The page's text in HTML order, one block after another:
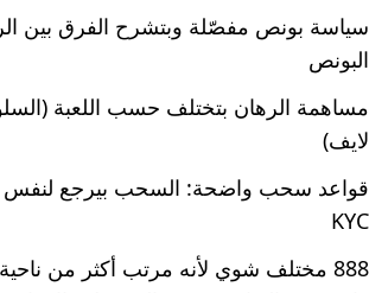
سياسة بونص مفصّلة وبتشرح الفرق بين
البونص
مساهمة الرهان بتختلف حسب اللعبة
لايف)
قواعد سحب واضحة: السحب بيرجع لنفس
KYC
888 مختلف شوي لأنه مرتب أكثر من